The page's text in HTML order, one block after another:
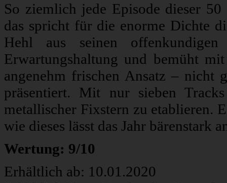
So ziemlich jede Episode dieser
das spricht für die enorme Dichte
Hehl aus seinen
Erwartungshaltung und bemüht
angenehm frischen Ansatz – nicht
präsentiert. Mit nur sieben
metallischer Fixstern zu etablieren.
wie dieses lässt das Jahr bärenstark
Wertung: 9/10
Erhältlich ab: 10.01.2020